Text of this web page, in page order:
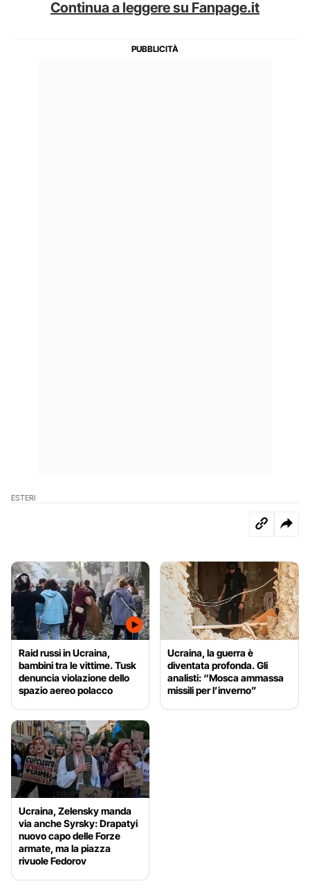
Continua a leggere su Fanpage.it
ESTERI
Raid russi in Ucraina,
bambini tra le vittime. Tusk
denuncia violazione dello
spazio aereo polacco
Ucraina, la guerra è
diventata profonda. Gli
analisti: “Mosca ammassa
missili per l’inverno”
Ucraina, Zelensky manda
via anche Syrsky: Drapatyi
nuovo capo delle Forze
armate, ma la piazza
rivuole Fedorov